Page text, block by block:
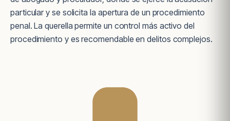
particular y se solicita la apertura de un procedimiento
penal. La querella permite un control más activo del
procedimiento y es recomendable en delitos complejos.